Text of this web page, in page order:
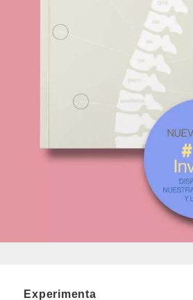
Experimenta